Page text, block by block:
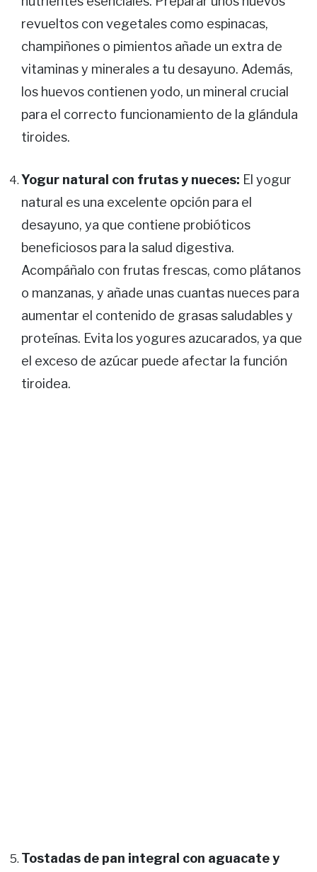
revueltos con vegetales como espinacas,
champiñones o pimientos añade un extra de
vitaminas y minerales a tu desayuno. Además,
los huevos contienen yodo, un mineral crucial
para el correcto funcionamiento de la glándula
tiroides.
Yogur natural con frutas y nueces: El yogur
natural es una excelente opción para el
desayuno, ya que contiene probióticos
beneficiosos para la salud digestiva.
Acompáñalo con frutas frescas, como plátanos
o manzanas, y añade unas cuantas nueces para
aumentar el contenido de grasas saludables y
proteínas. Evita los yogures azucarados, ya que
el exceso de azúcar puede afectar la función
tiroidea.
Tostadas de pan integral con aguacate y